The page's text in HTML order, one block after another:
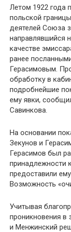
Летом 1922 года
польской
деятелей Союза
направлявшийся
качестве
ранее
Герасимовым.
обработку в
подробнейшие
ему явки,
Савинкова.
На основании
Зекунов и
Герасимов был
принадлежности
предоставили
Возможность
Учитывая
проникновения в
и Менжинский